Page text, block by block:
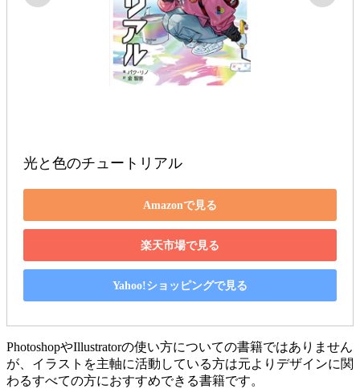
光と色のチュートリアル
Amazonで見る
楽天市場で見る
Yahoo!ショッピングで見る
PhotoshopやIllustratorの使い方についての書籍ではありません
が、イラストを主軸に活動している方は元よりデザインに関
わるすべての方におすすめできる書籍です。